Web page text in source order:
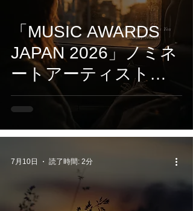
「MUSIC AWARDS
JAPAN 2026」ノミネ
ートアーティスト
Classy Moonが描く、
抒情的アンビエント
作品。『In the Same
View as You』7/31 配
信開始
7月10日 読了時間: 2分